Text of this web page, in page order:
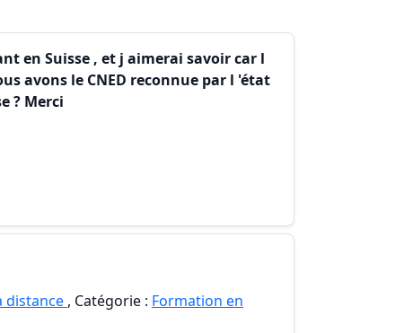
en Suisse , et j aimerai savoir car l
avons le CNED reconnue par l 'état
? Merci
distance , Catégorie : Formation en